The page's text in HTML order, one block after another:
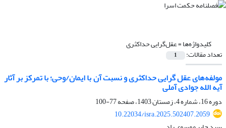
کلیدواژه‌ها =عقل‌گرایی حداکثری
تعداد مقالات: 1
مولفه‌های عقل گرایی حداکثری و نسبت آن با ایمان/وحی؛ با تمرکز بر آثار
آیه الله جوادی آملی
دوره 16، شماره 4، زمستان 1403، صفحه
77-100
10.22034/isra.2025.502407.2059